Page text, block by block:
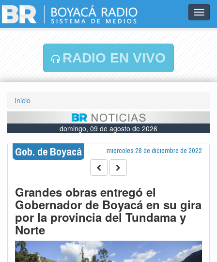
RADIO EN VIVO
Inicio
domingo, 09 de agosto de 2026
Gob. de Boyacá miércoles 28 de diciembre de 2022
Grandes obras entregó el
Gobernador de Boyacá en su gira
por la provincia del Tundama y
Norte